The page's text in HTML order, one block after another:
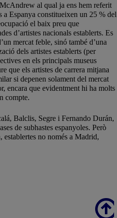
al qual ja ens hem referit
Espanya constitueixen un 25 % del
el baix preu que
d’artistes nacionals establerts. Es
mercat feble, sinó també d’una
dels artistes establerts (per
en els principals museus
que els artistes de carrera mitjana
si depenen solament del mercat
encara que evidentment hi ha molts
compte.
Balclis, Segre i Fernando Durán,
de subhastes espanyoles. Però
establertes no només a Madrid,
Scroll